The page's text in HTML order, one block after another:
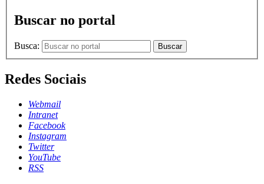
Buscar no portal
Busca: Buscar
Redes Sociais
Webmail
Intranet
Facebook
Instagram
Twitter
YouTube
RSS